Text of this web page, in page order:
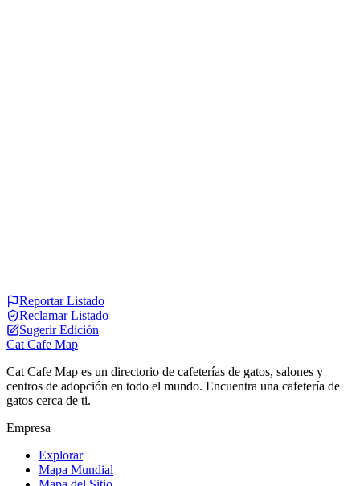
Reportar Listado
Reclamar Listado
Sugerir Edición
Cat Cafe Map
Cat Cafe Map es un directorio de cafeterías de gatos, salones y
centros de adopción en todo el mundo. Encuentra una cafetería de
gatos cerca de ti.
Empresa
Explorar
Mapa Mundial